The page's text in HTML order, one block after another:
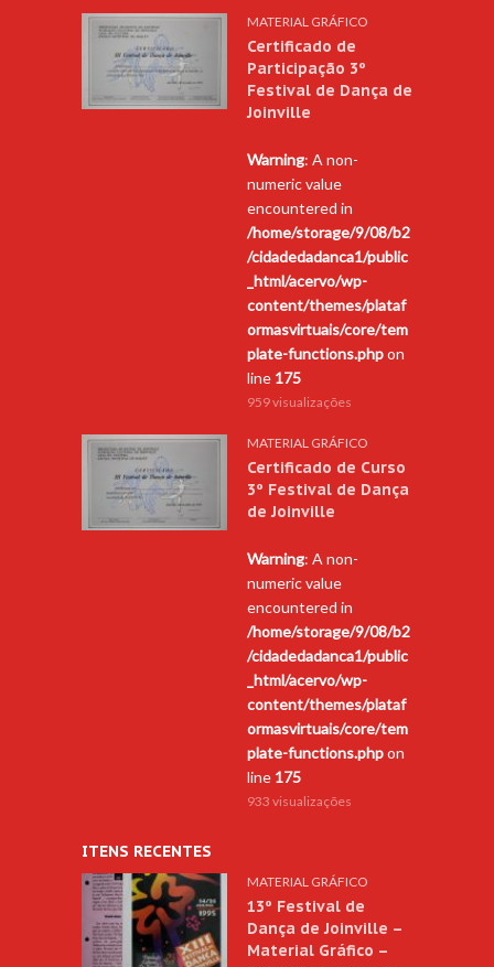
MATERIAL GRÁFICO
Certificado de
Participação 3º
Festival de Dança de
Joinville
Warning: A non-
numeric value
encountered in
/home/storage/9/08/b2
/cidadedadanca1/public
_html/acervo/wp-
content/themes/plataf
ormasvirtuais/core/tem
plate-functions.phpon
line 175
959 visualizações
MATERIAL GRÁFICO
Certificado de Curso
3º Festival de Dança
de Joinville
Warning: A non-
numeric value
encountered in
/home/storage/9/08/b2
/cidadedadanca1/public
_html/acervo/wp-
content/themes/plataf
ormasvirtuais/core/tem
plate-functions.phpon
line 175
933 visualizações
ITENS RECENTES
MATERIAL GRÁFICO
13º Festival de
Dança de Joinville –
Material Gráfico –